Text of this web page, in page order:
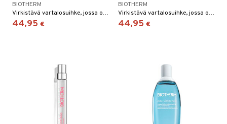
BIOTHERM
Virkistävä vartalosuihke, jossa on sitruunan ja kukkien sävyjä.
44,95 €
BIOTHERM
Virkistävä vartalosuihke, jossa on marjojen ja bergamotin tuoksu.
44,95 €